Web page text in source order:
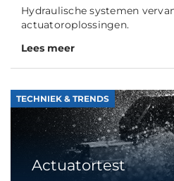
Hydraulische systemen
actuatoroplossingen.
Lees meer
TECHNIEK & TRENDS
Actuatortest